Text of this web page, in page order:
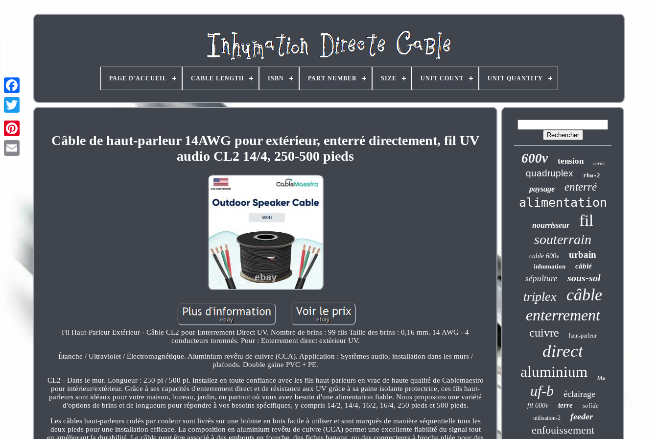
Pinterest
PAGE D'ACCUEIL CABLE LENGTH ISBN PART NUMBER SIZE UNIT COUNT UNIT QUANTITY
Câble de haut-parleur 14AWG pour extérieur, enterré directement, fil UV
audio CL2 14/4, 250-500 pieds
Fil Haut-Parleur Extérieur - Câble CL2 pour Enterrement Direct UV. Nombre de brins : 99 fils Taille des brins : 0,16 mm. 14 AWG - 4
conducteurs toronnés. Pour : Enterrement direct extérieur UV.
Étanche / Ultraviolet / Électromagnétique. Aluminium revêtu de cuivre (CCA). Application : Systèmes audio, installation dans les murs /
plafonds. Double gaine PVC + PE.
CL2 - Dans le mur. Longueur : 250 pi / 500 pi. Installez en toute confiance avec les fils haut-parleurs en vrac de haute qualité de Cablemaestro
pour intérieur/extérieur. Grâce à ses capacités d'enterrement direct et de résistance aux UV grâce à sa gaine isolante protectrice, ces fils haut-
parleurs sont idéaux pour votre maison, bureau, jardin, ou partout où vous avez besoin d'une alimentation fiable. Nous proposons une variété
d'options de brins et de longueurs pour répondre à vos besoins spécifiques, y compris 14/2, 14/4, 16/2, 16/4, 250 pieds et 500 pieds.
Les câbles haut-parleurs codés par couleur sont livrés sur une bobine en bois facile à utiliser et sont marqués de manière séquentielle tous les
deux pieds pour une installation efficace. La composition en aluminium revêtu de cuivre (CCA) permet une excellente fiabilité du signal tout
en améliorant la durabilité. Le câble peut être associé à des embouts en fourche, des fiches banane, ou des connecteurs à broche pliée pour des
600v tension curiel
quadruplex rhw-2
paysage enterré
alimentation
nourrisseur fil
souterrain
cable 600v urbain
inhumation câblé
sépulture sous-sol
triplex câble
enterrement
cuivre haut-parleur
direct
aluminium fils
uf-b éclairage
fil 600v terre solide
utilisation-2 feeder
enfouissement